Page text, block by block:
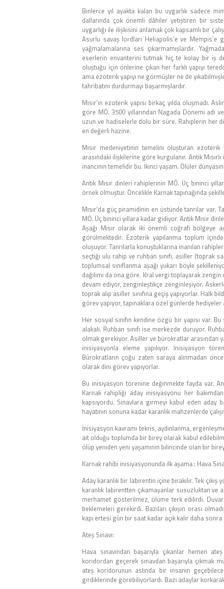
Binlerce yıl ayakta kalan bu uygarlık sadece
dallarında çok önemli dâhiler yetiştiren bir
uygarlığı ile ilişkisini anlamak çok kapsamlı bir
Asurlu savaş lordları Heliapolis’e ve
yağmalamalarına ses çıkarmamışlardır.
eserlerin envanterini tutmak hiç te kolay bir iş
oluştuğu için önlerine çıkan her farklı yapıyı
ama ezoterik yapıyı ne görmüşler ne de
tahribatını durdurmayı başarmışlardır.
Mısır’ın ezoterik yapısı birkaç yılda oluşmadı.
göre MÖ. 3500 yıllarından Nagada Dönemi adı
uzun ve hadiselerle dolu bir süre. Rahiplerin her
en değerli hazine.
Mısır medeniyetinin temelini oluşturan
arasındaki ilişkilerine göre kurgulanır. Antik
inancının temelidir bu. İkinci yaşam. Ölüler
Antik Mısır dinleri rahiplerinin MÖ. Üç bininci
örnek olmuştur. Öncelikle Karnak tapınağında
Mısır’da güç piramidinin en üstünde tanrılar var.
MÖ. Üç bininci yıllara kadar gidiyor. Antik Mısır
Aşağı Mısır olarak iki önemli coğrafi bölgeye
görülmektedir. Ezoterik yapılanma toplum
oluşuyor. Tanrılarla konuştuklarına inanılan
seçtiği ulu rahip ve ruhban sınıfı, asiller (toprak
toplumsal sınıflanma aşağı yukarı böyle
dağılımı da ona göre. Kral vergi toplayarak
devam ediyor, zenginleştikçe zenginleşiyor.
toprak alıp asiller sınıfına geçiş yapıyorlar. Halk
görev yapıyor, tapınaklara özel günlerde
Her sosyal sınıfın kendine özgü bir yapısı var.
alakalı. Ruhban sınıfı ise merkezde duruyor.
olmak gerekiyor. Asiller ve bürokratlar arasından
inisiyasyonla eleme yapılıyor. İnisiyasyon
Bürokratların çoğu zaten saraya alınmadan
olarak dini görev yapıyorlar.
Bu inisiyasyon törenine değinmekte fayda var.
Karnak rahipliği aday inisiyasyonu her
kapsıyordu. Sınavlara girmeyi kabul eden aday
hayatının sonuna kadar karanlık mahzenlerde
İnisiyasyon kavramı tekris, aydınlanma,
ait olduğu toplumda bir birey olarak kabul
ölüp yeniden yeni yaşamının bilincinde olan bir
Karnak rahibi inisiyasyonunda ilk aşama : Hava
Aday karanlık bir labirentin içine bırakılır. Tek
karanlık labirentten çıkamayanlar susuzluktan ve
merhamet gösterilmez, ölüme terk edilirdi.
beklemeleri gerekirdi. Bazıları çıkışın orası
kapı ertesi gün bir saat kadar açık kalır daha sonra
Ateş Sınavı:
Hava sınavından başarıyla çıkanlar hemen
koridordan geçerek sınavdan başarıyla çıkmak
ateş koridorunun aslında bir insanın
girdiklerinde görebiliyorlardı. Bazı adaylar